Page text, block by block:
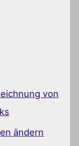
von
ändern